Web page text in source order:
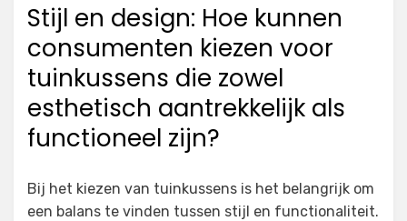
Stijl en design: Hoe kunnen
consumenten kiezen voor
tuinkussens die zowel
esthetisch aantrekkelijk als
functioneel zijn?
Bij het kiezen van tuinkussens is het belangrijk om
een balans te vinden tussen stijl en functionaliteit.